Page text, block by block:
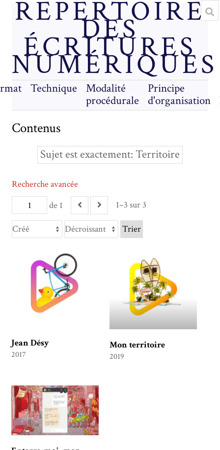
RÉPERTOIRE
DES
ÉCRITURES
NUMÉRIQUES
Technique
Modalité
procédurale
Principe
d'organisation
Contenus
Sujet est exactement Territoire
de 1 1–3 sur 3
Recherche avancée
Trier
Jean Désy
2017
Mon territoire
2019